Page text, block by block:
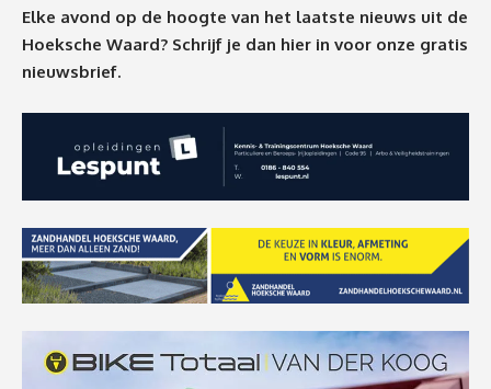
Elke avond op de hoogte van het laatste nieuws uit de
Hoeksche Waard? Schrijf je dan hier in voor onze gratis
nieuwsbrief.